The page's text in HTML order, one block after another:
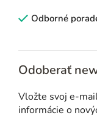
Odborné
Odoberať
Vložte svoj e-
informácie o